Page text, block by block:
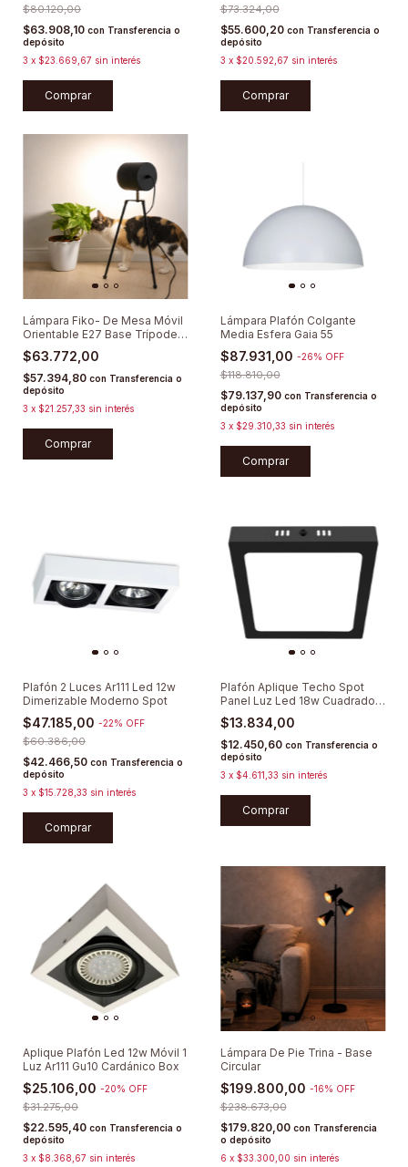
$80.120,00
$63.908,10 con Transferencia o
depósito
3 x $23.669,67 sin interés
Comprar
$73.324,00
$55.600,20 con Transferencia o
depósito
3 x $20.592,67 sin interés
Comprar
Lámpara Fiko- De Mesa Móvil
Orientable E27 Base Trípode
Industrial
$63.772,00
$57.394,80 con Transferencia o
depósito
3 x $21.257,33 sin interés
Comprar
Lámpara Plafón Colgante
Media Esfera Gaia 55
$87.931,00 -26% OFF
$118.810,00
$79.137,90 con Transferencia o
depósito
3 x $29.310,33 sin interés
Comprar
Plafón 2 Luces Ar111 Led 12w
Dimerizable Moderno Spot
$47.185,00 -22% OFF
$60.386,00
$42.466,50 con Transferencia o
depósito
3 x $15.728,33 sin interés
Comprar
Plafón Aplique Techo Spot
Panel Luz Led 18w Cuadrado
Redondo
$13.834,00
$12.450,60 con Transferencia o
depósito
3 x $4.611,33 sin interés
Comprar
Aplique Plafón Led 12w Móvil 1
Luz Ar111 Gu10 Cardánico Box
$25.106,00 -20% OFF
$31.275,00
$22.595,40 con Transferencia o
depósito
3 x $8.368,67 sin interés
Lámpara De Pie Trina - Base
Circular
$199.800,00 -16% OFF
$238.673,00
$179.820,00 con Transferencia
o depósito
6 x $33.300,00 sin interés